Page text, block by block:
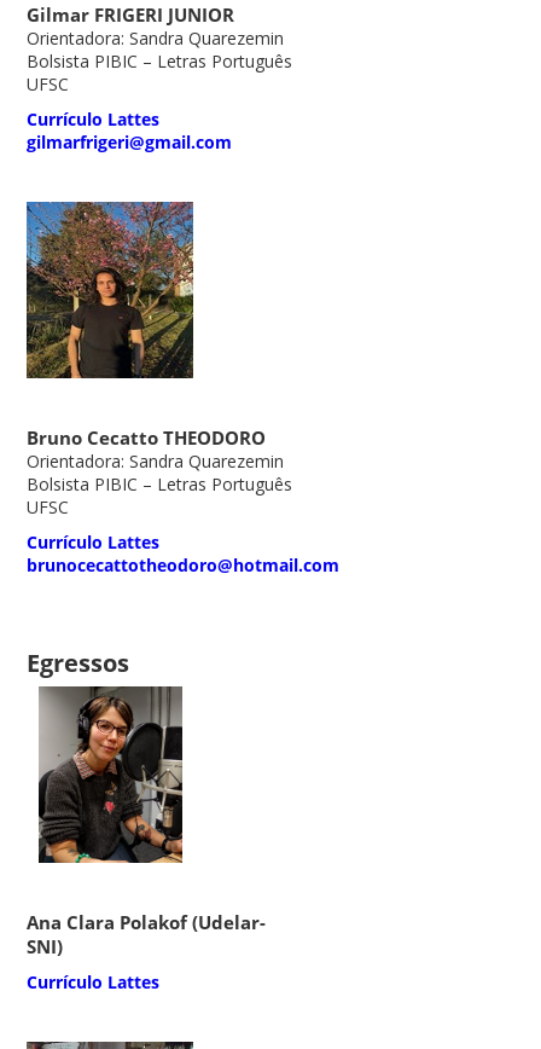
Gilmar FRIGERI JUNIOR
Orientadora: Sandra Quarezemin
Bolsista PIBIC – Letras Português
UFSC
Currículo Lattes
gilmarfrigeri@gmail.com
Bruno Cecatto THEODORO
Orientadora: Sandra Quarezemin
Bolsista PIBIC – Letras Português
UFSC
Currículo Lattes
brunocecattotheodoro@hotmail.com
Egressos
Ana Clara Polakof (Udelar-
SNI)
Currículo Lattes